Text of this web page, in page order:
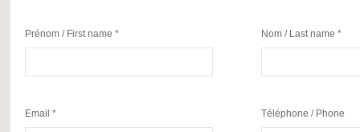
Prénom / First name * Nom / Last name *
Email * Téléphone / Phone